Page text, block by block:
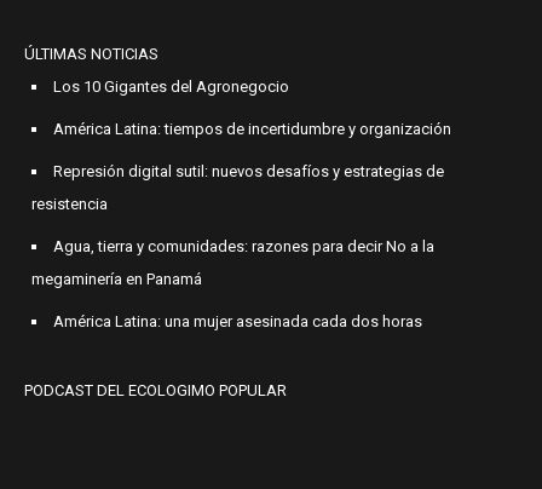
ÚLTIMAS NOTICIAS
Los 10 Gigantes del Agronegocio
América Latina: tiempos de incertidumbre y organización
Represión digital sutil: nuevos desafíos y estrategias de
resistencia
Agua, tierra y comunidades: razones para decir No a la
megaminería en Panamá
América Latina: una mujer asesinada cada dos horas
PODCAST DEL ECOLOGIMO POPULAR